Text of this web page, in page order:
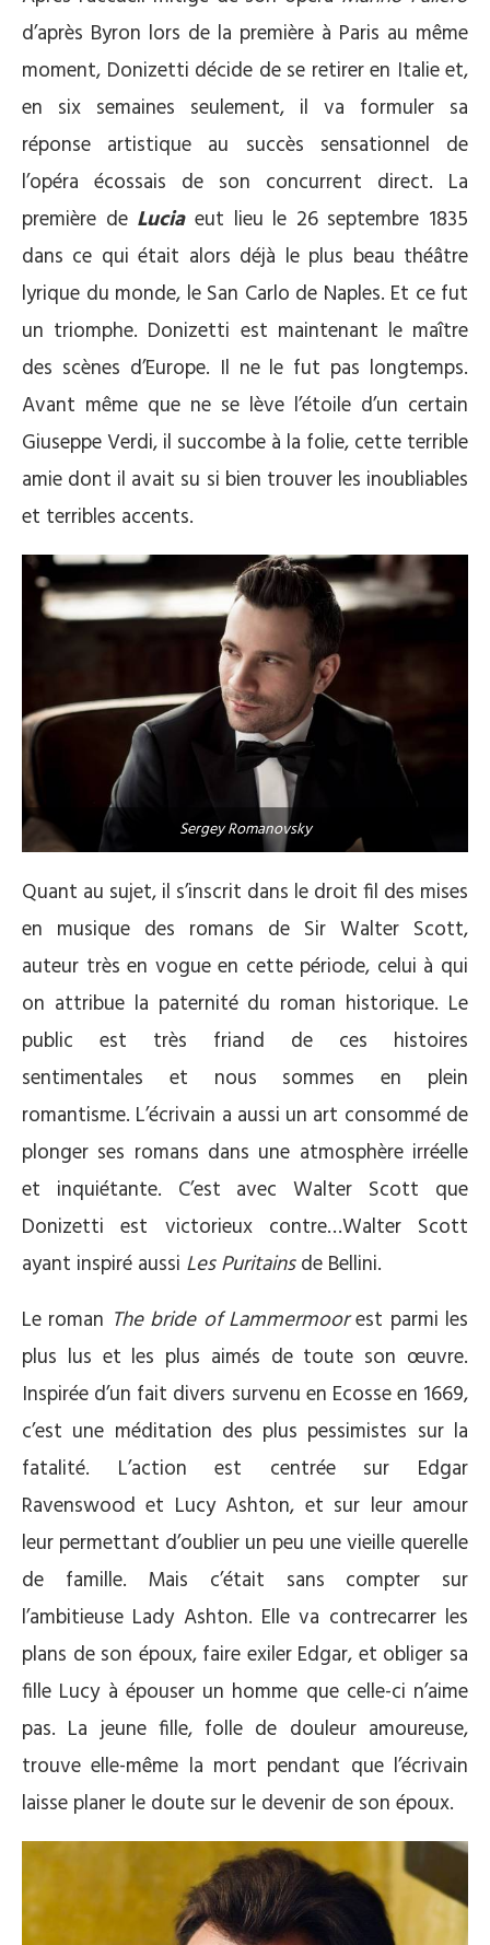
d’après Byron lors de la première à Paris au même
moment, Donizetti décide de se retirer en Italie et,
en six semaines seulement, il va formuler sa
réponse artistique au succès sensationnel de
l’opéra écossais de son concurrent direct. La
première de Luciaeut lieu le 26 septembre 1835
dans ce qui était alors déjà le plus beau théâtre
lyrique du monde, le San Carlo de Naples. Et ce fut
un triomphe. Donizetti est maintenant le maître
des scènes d’Europe. Il ne le fut pas longtemps.
Avant même que ne se lève l’étoile d’un certain
Giuseppe Verdi, il succombe à la folie, cette terrible
amie dont il avait su si bien trouver les inoubliables
et terribles accents.
Sergey Romanovsky
Quant au sujet, il s’inscrit dans le droit fil des mises
en musique des romans de Sir Walter Scott,
auteur très en vogue en cette période, celui à qui
on attribue la paternité du roman historique. Le
public est très friand de ces histoires
sentimentales et nous sommes en plein
romantisme. L’écrivain a aussi un art consommé de
plonger ses romans dans une atmosphère irréelle
et inquiétante. C’est avec Walter Scott que
Donizetti est victorieux contre…Walter Scott
ayant inspiré aussi Les Puritainsde Bellini.
Le roman The bride of Lammermoorest parmi les
plus lus et les plus aimés de toute son œuvre.
Inspirée d’un fait divers survenu en Ecosse en 1669,
c’est une méditation des plus pessimistes sur la
fatalité. L’action est centrée sur Edgar
Ravenswood et Lucy Ashton, et sur leur amour
leur permettant d’oublier un peu une vieille querelle
de famille. Mais c’était sans compter sur
l’ambitieuse Lady Ashton. Elle va contrecarrer les
plans de son époux, faire exiler Edgar, et obliger sa
fille Lucy à épouser un homme que celle-ci n’aime
pas. La jeune fille, folle de douleur amoureuse,
trouve elle-même la mort pendant que l’écrivain
laisse planer le doute sur le devenir de son époux.